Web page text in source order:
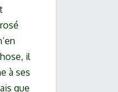
il
à ses
que